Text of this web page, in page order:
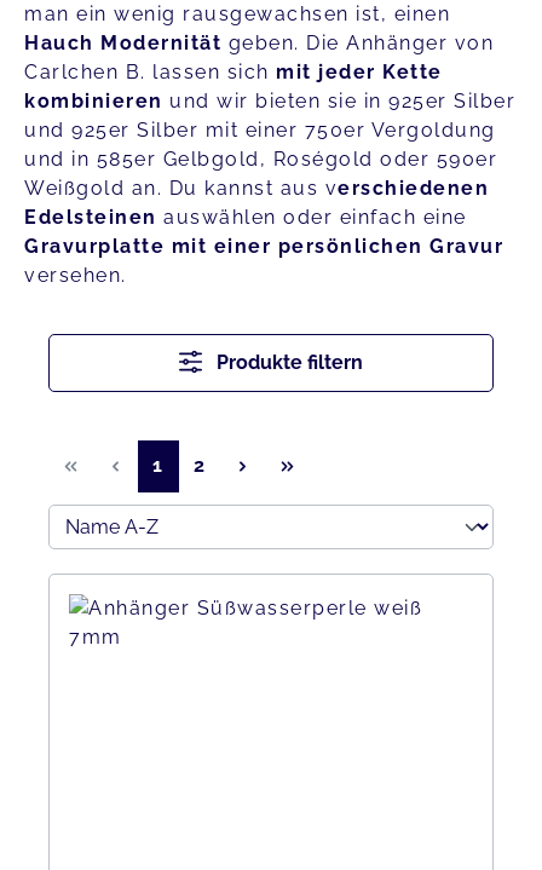
man ein wenig rausgewachsen ist, einen
Hauch Modernität geben. Die Anhänger von
Carlchen B. lassen sich mit jeder Kette
kombinieren und wir bieten sie in 925er Silber
und 925er Silber mit einer 750er Vergoldung
und in 585er Gelbgold, Roségold oder 590er
Weißgold an. Du kannst aus verschiedenen
Edelsteinen auswählen oder einfach eine
Gravurplatte mit einer persönlichen Gravur
versehen.
Produkte filtern
Seite
1 Seite
2